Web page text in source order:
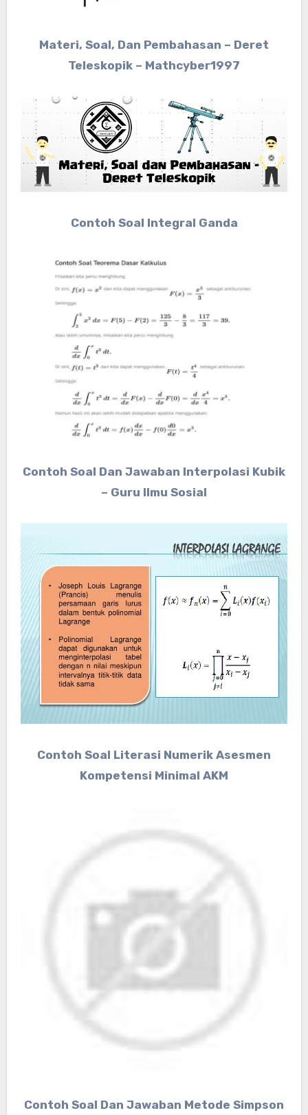
Materi, Soal, Dan Pembahasan – Deret
Teleskopik – Mathcyber1997
Contoh Soal Integral Ganda
Contoh Soal Dan Jawaban Interpolasi Kubik
– Guru Ilmu Sosial
Contoh Soal Literasi Numerik Asesmen
Kompetensi Minimal AKM
Contoh Soal Dan Jawaban Metode Simpson